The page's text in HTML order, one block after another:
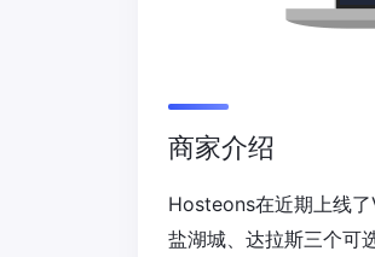
商家介绍
Hosteons在近期上线了
盐湖城、达拉斯三个可